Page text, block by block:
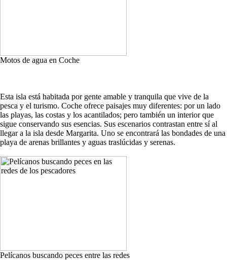
Motos de agua en Coche
Esta isla está habitada por gente amable y tranquila que vive de la
pesca y el turismo. Coche ofrece paisajes muy diferentes: por un lado
las playas, las costas y los acantilados; pero también un interior que
sigue conservando sus esencias. Sus escenarios contrastan entre sí al
llegar a la isla desde Margarita. Uno se encontrará las bondades de una
playa de arenas brillantes y aguas traslúcidas y serenas.
Pelícanos buscando peces entre las redes